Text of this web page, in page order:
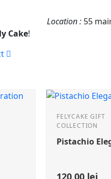
Location : 55
Cake!
FELYCAKE GIFT
COLLECTION
Pistachio
120,00 lei